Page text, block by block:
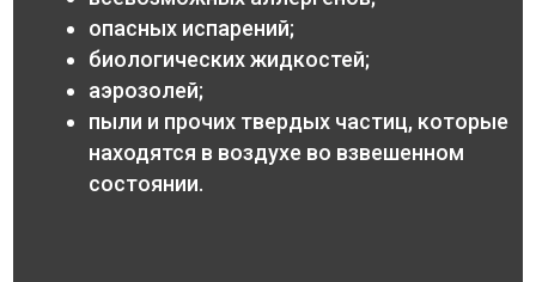
опасных испарений;
биологических жидкостей;
аэрозолей;
пыли и прочих твердых частиц, которые
находятся в воздухе во взвешенном
состоянии.